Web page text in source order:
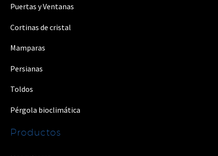
Puertas y Ventanas
Cortinas de cristal
Mamparas
Persianas
Toldos
Pérgola bioclimática
Productos